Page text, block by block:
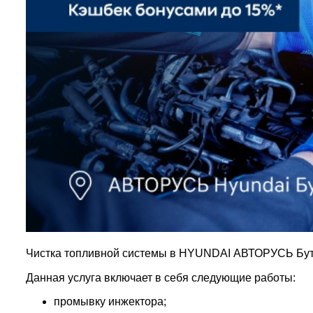
Чистка топливной системы в HYUNDAI АВТОРУСЬ
Данная услуга включает в себя следующие работы:
промывку инжектора;